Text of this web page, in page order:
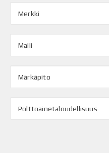
Merkki
Malli
Märkäpito
Polttoainetaloudellisuus